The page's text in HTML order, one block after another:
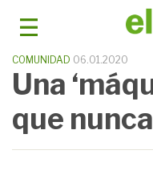
COMUNIDAD 06.01.2020
Una
que